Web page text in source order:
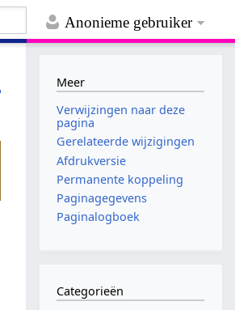
Anonieme gebruiker
Meer
Verwijzingen naar deze
pagina
Gerelateerde wijzigingen
Afdrukversie
Permanente koppeling
Paginagegevens
Paginalogboek
Categorieën